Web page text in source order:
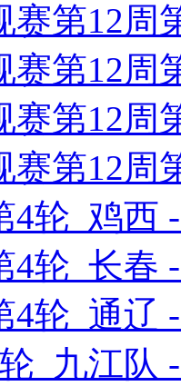
赛第12
赛第12
赛第12
赛第12
4轮 鸡西
4轮 长春
4轮 通辽
九江队